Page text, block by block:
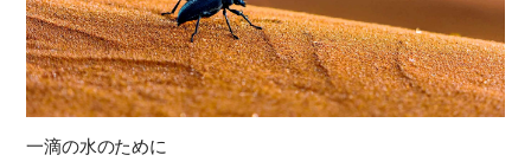
一滴の水のために